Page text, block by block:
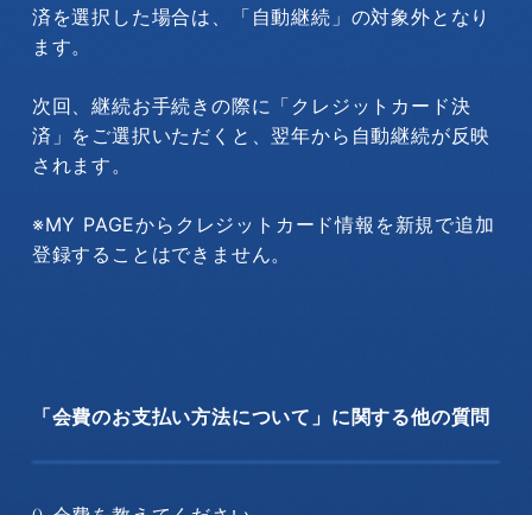
済を選択した場合は、「自動継続」の対象外となり
ます。
次回、継続お手続きの際に「クレジットカード決
済」をご選択いただくと、翌年から自動継続が反映
されます。
※MY PAGEからクレジットカード情報を新規で追加
登録することはできません。
「会費のお支払い方法について」に関する他の質問